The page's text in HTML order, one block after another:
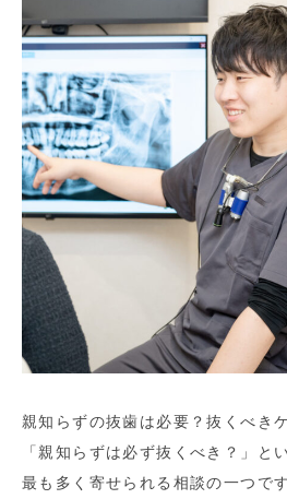
親知らずの抜歯は必要？抜くべき
「親知らずは必ず抜くべき？」と
最も多く寄せられる相談の一つで